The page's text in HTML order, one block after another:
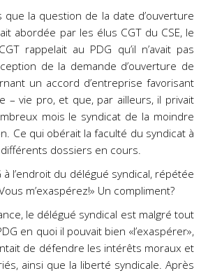
que la question de la date d’ouverture
abordée par les élus CGT du CSE, le
rappelait au PDG qu’il n’avait pas
de la demande d’ouverture de
un accord d’entreprise favorisant
– vie pro, et que, par ailleurs, il privait
mois le syndicat de la moindre
Ce qui obérait la faculté du syndicat à
différents dossiers en cours.
à l’endroit du délégué syndical, répétée
m’exaspérez!» Un compliment?
le délégué syndical est malgré tout
en quoi il pouvait bien «l’exaspérer»,
de défendre les intérêts moraux et
ainsi que la liberté syndicale. Après